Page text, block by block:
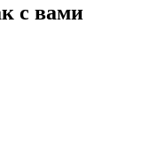
с вами